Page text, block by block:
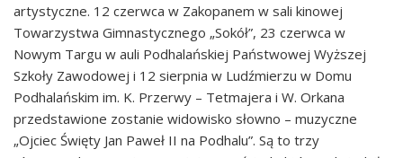
artystyczne. 12 czerwca w Zakopanem w sali kinowej
Towarzystwa Gimnastycznego „Sokół”, 23 czerwca w
Nowym Targu w auli Podhalańskiej Państwowej Wyższej
Szkoły Zawodowej i 12 sierpnia w Ludźmierzu w Domu
Podhalańskim im. K. Przerwy – Tetmajera i W. Orkana
przedstawione zostanie widowisko słowno – muzyczne
„Ojciec Święty Jan Paweł II na Podhalu”. Są to trzy